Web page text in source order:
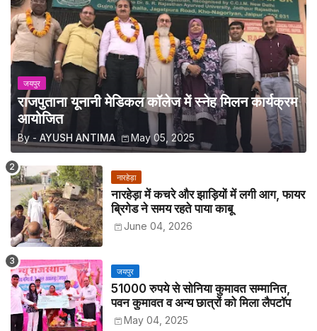
जयपुर
राजपुताना यूनानी मेडिकल कॉलेज में स्नेह मिलन कार्यक्रम
आयोजित
By - AYUSH ANTIMA May 05, 2025
नारहेड़ा
नारहेड़ा में कचरे और झाड़ियों में लगी आग, फायर
ब्रिगेड ने समय रहते पाया काबू
June 04, 2026
जयपुर
51000 रुपये से सोनिया कुमावत सम्मानित,
पवन कुमावत व अन्य छात्रों को मिला लैपटॉप
May 04, 2025